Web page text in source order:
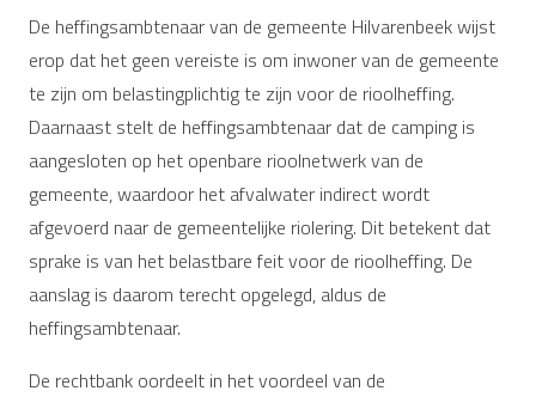
De heffingsambtenaar van de gemeente Hilvarenbeek wijst
erop dat het geen vereiste is om inwoner van de gemeente
te zijn om belastingplichtig te zijn voor de rioolheffing.
Daarnaast stelt de heffingsambtenaar dat de camping is
aangesloten op het openbare rioolnetwerk van de
gemeente, waardoor het afvalwater indirect wordt
afgevoerd naar de gemeentelijke riolering. Dit betekent dat
sprake is van het belastbare feit voor de rioolheffing. De
aanslag is daarom terecht opgelegd, aldus de
heffingsambtenaar.
De rechtbank oordeelt in het voordeel van de